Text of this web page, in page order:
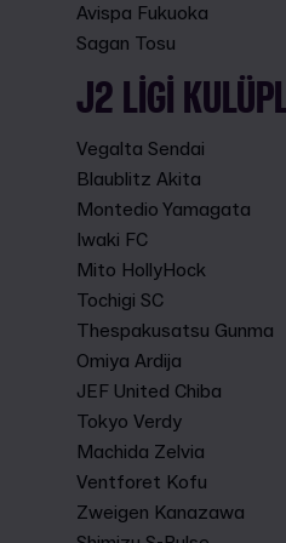
Avispa Fukuoka
Sagan Tosu
J2 LIGI
Vegalta Sendai
Blaublitz Akita
Montedio Yamagata
Iwaki FC
Mito HollyHock
Tochigi SC
Thespakusatsu Gunma
Omiya Ardija
JEF United Chiba
Tokyo Verdy
Machida Zelvia
Ventforet Kofu
Zweigen Kanazawa